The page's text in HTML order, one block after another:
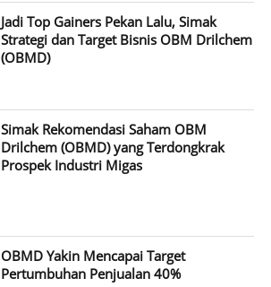
Jadi Top Gainers Pekan Lalu, Simak
Strategi dan Target Bisnis OBM Drilchem
(OBMD)
Simak Rekomendasi Saham OBM
Drilchem (OBMD) yang Terdongkrak
Prospek Industri Migas
OBMD Yakin Mencapai Target
Pertumbuhan Penjualan 40%